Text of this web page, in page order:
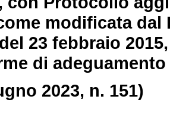
modificata
23 febbraio
di
2023, n. 151)